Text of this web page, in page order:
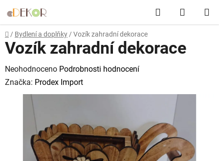
na
obsah
Hledat
KOŠÍK
Domů
/ Bydlení a doplňky / Vozík zahradní dekorace
Vozík zahradní dekorace
Průměrné
hodnocení
produktu
Neohodnoceno Podrobnosti hodnocení
Značka: Prodex Import